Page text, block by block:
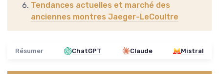
Tendances actuelles et marché des
anciennes montres Jaeger-LeCoultre
Résumer ChatGPT Claude Mistral